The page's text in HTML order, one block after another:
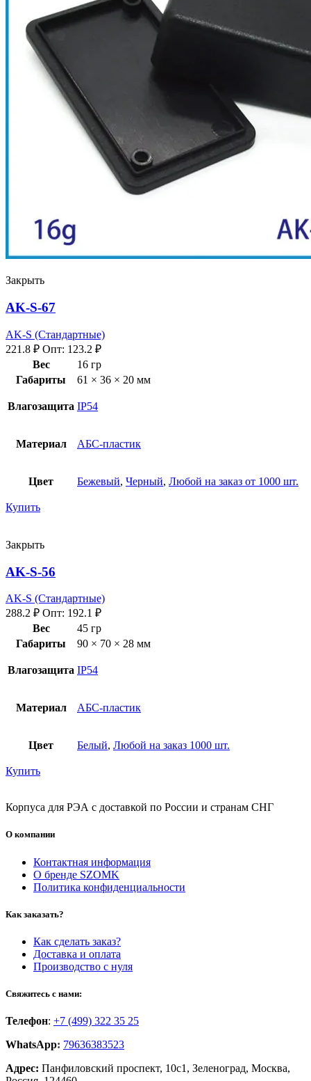
Закрыть
AK-S-67
AK-S (Стандартные)
221.8 ₽ Опт: 123.2 ₽
Вес
16 гр
Габариты
61 × 36 × 20 мм
Влагозащита IP54
Материал АБС-пластик
Цвет Бежевый, Черный, Любой на заказ от 1000 шт.
Купить
Закрыть
AK-S-56
AK-S (Стандартные)
288.2 ₽ Опт: 192.1 ₽
Вес
45 гр
Габариты
90 × 70 × 28 мм
Влагозащита IP54
Материал АБС-пластик
Цвет Белый, Любой на заказ 1000 шт.
Купить
Корпуса для РЭА с доставкой по России и странам СНГ
О компании
Контактная информация
О бренде SZOMK
Политика конфиденциальности
Как заказать?
Как сделать заказ?
Доставка и оплата
Производство с нуля
Свяжитесь с нами:
Телефон: +7 (499) 322 35 25
WhatsApp: 79636383523
Адрес: Панфиловский проспект, 10с1, Зеленоград, Москва,